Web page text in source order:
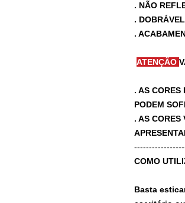
. NÃO
.
.
ATENÇÃO
. AS CORES
PODEM
. AS CORES
COMO
Basta